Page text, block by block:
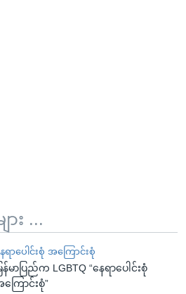
း ...
ရာပေါင်းစုံ အကြောင်းစုံ
ြန်မာပြည်က LGBTQ “နေရာပေါင်းစုံ
ြောင်းစုံ”